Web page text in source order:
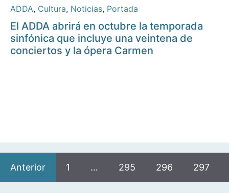
ADDA, Cultura, Noticias, Portada
El ADDA abrirá en octubre la temporada
sinfónica que incluye una veintena de
conciertos y la ópera Carmen
Anterior 1 … 295 296 297